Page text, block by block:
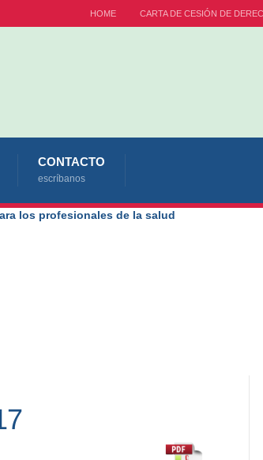
HOME CARTA DE CESIÓN DE
CONTACTO
escríbanos
los profesionales de la salud